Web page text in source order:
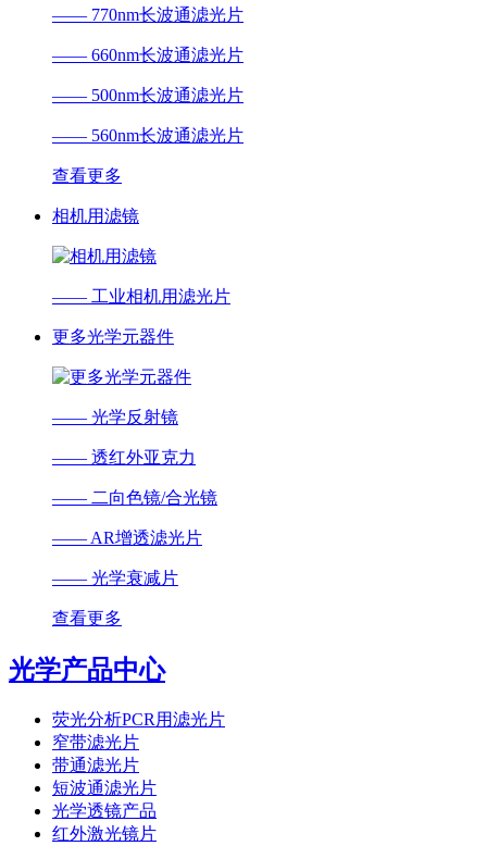
—— 770nm长波通滤光片
—— 660nm长波通滤光片
—— 500nm长波通滤光片
—— 560nm长波通滤光片
查看更多
相机用滤镜
—— 工业相机用滤光片
更多光学元器件
—— 光学反射镜
—— 透红外亚克力
—— 二向色镜/合光镜
—— AR增透滤光片
—— 光学衰减片
查看更多
光学产品中心
荧光分析PCR用滤光片
窄带滤光片
带通滤光片
短波通滤光片
光学透镜产品
红外激光镜片